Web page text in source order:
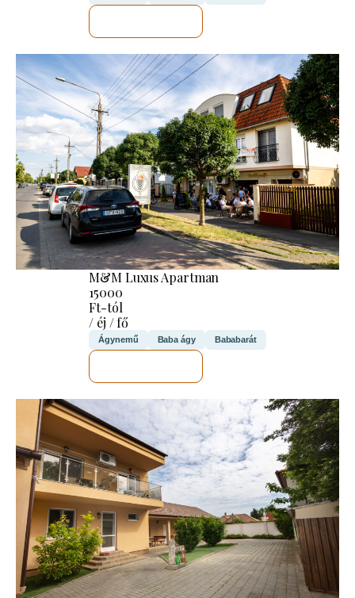
M&M Luxus Apartman
15000
Ft-tól
/ éj / fő
Ágynemű Baba ágy Bababarát